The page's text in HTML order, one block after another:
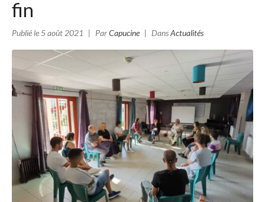
fin
Publié le 5 août 2021 ParCapucine DansActualités